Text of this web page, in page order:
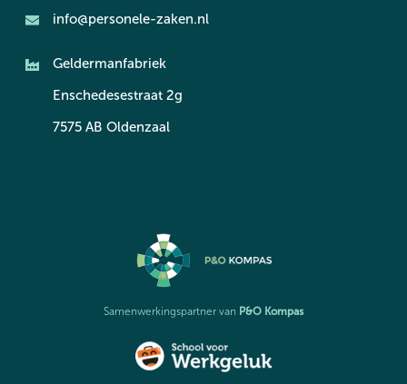
info@personele-zaken.nl
Geldermanfabriek
Enschedesestraat 2g
7575 AB Oldenzaal
Samenwerkingspartner van P&O Kompas